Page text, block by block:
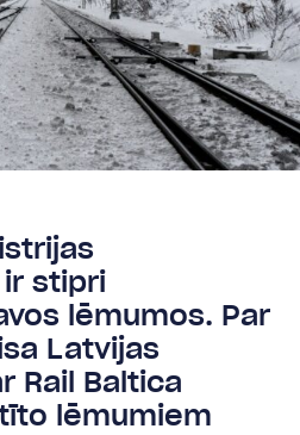
stipri
lēmumos. Par
Latvijas
Rail Baltica
lēmumiem